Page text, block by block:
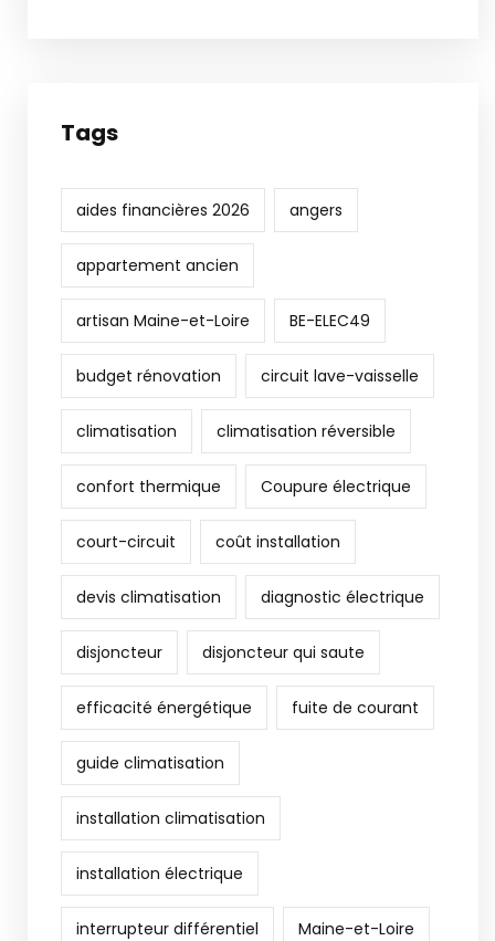
Tags
aides financières 2026 angers
appartement ancien
artisan Maine-et-Loire BE-ELEC49
budget rénovation circuit lave-vaisselle
climatisation climatisation réversible
confort thermique Coupure électrique
court-circuit coût installation
devis climatisation diagnostic électrique
disjoncteur disjoncteur qui saute
efficacité énergétique fuite de courant
guide climatisation
installation climatisation
installation électrique
interrupteur différentiel Maine-et-Loire